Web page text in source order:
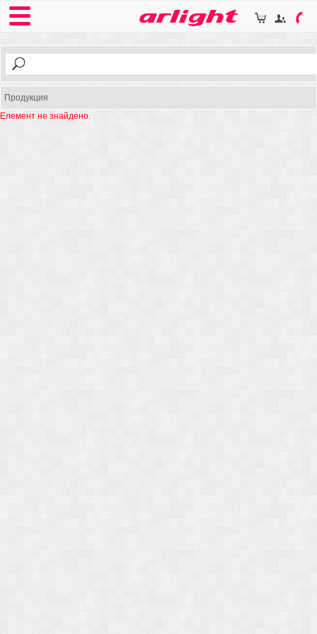
Продукция
Елемент не знайдено.